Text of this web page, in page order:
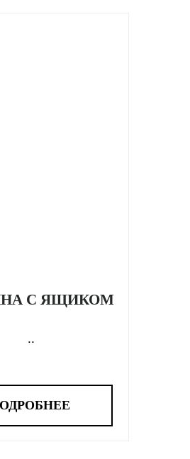
С ЯЩИКОМ
..